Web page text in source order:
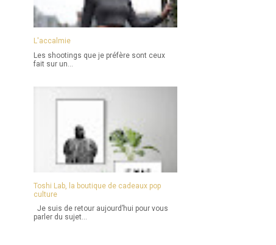
L'accalmie
Les shootings que je préfère sont ceux
fait sur un...
Toshi Lab, la boutique de cadeaux pop
culture
Je suis de retour aujourd’hui pour vous
parler du sujet...